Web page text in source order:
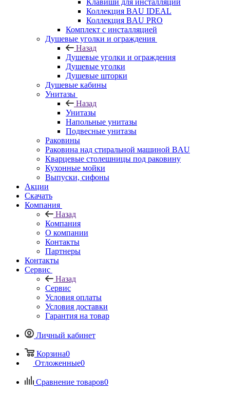
Клавиши для инсталляций
Коллекция BAU IDEAL
Коллекция BAU PRO
Комплект с инсталляцией
Душевые уголки и ограждения
Назад
Душевые уголки и ограждения
Душевые уголки
Душевые шторки
Душевые кабины
Унитазы
Назад
Унитазы
Напольные унитазы
Подвесные унитазы
Раковины
Раковина над стиральной машиной BAU
Кварцевые столешницы под раковину
Кухонные мойки
Выпуски, сифоны
Акции
Скачать
Компания
Назад
Компания
О компании
Контакты
Партнеры
Контакты
Сервис
Назад
Сервис
Условия оплаты
Условия доставки
Гарантия на товар
Личный кабинет
Корзина0
Отложенные0
Сравнение товаров0